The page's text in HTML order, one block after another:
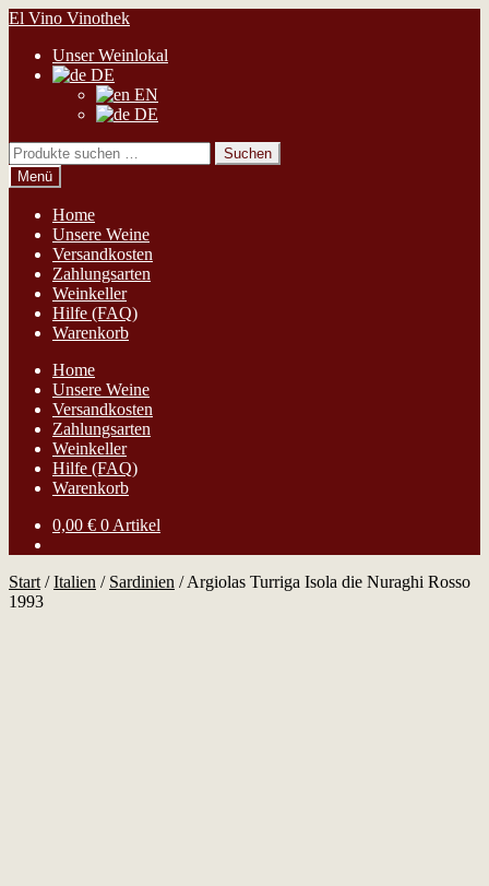
Zur
springen
Zum
springen
El Vino Vinothek
Unser Weinlokal
DE
EN
DE
Suchen
nach:
Suchen
Menü
Home
Unsere Weine
Versandkosten
Zahlungsarten
Weinkeller
Hilfe (FAQ)
Warenkorb
Home
Unsere Weine
Versandkosten
Zahlungsarten
Weinkeller
Hilfe (FAQ)
Warenkorb
0,00 € 0 Artikel
Start /Italien / Sardinien /Argiolas Turriga Isola die Nuraghi Rosso
1993